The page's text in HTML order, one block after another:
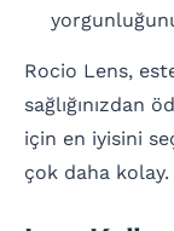
Rocio Lens,
sağlığınızdan
için en iyisini
çok daha kolay.